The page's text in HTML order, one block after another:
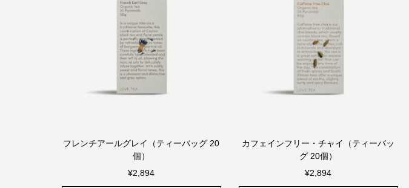
フレンチアールグレイ（ティーバッグ 20
個）
¥2,894
カフェインフリー・チャイ（ティーバッ
グ 20個）
¥2,894